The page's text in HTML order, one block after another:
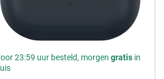
23:59 uur besteld, morgen gratis in